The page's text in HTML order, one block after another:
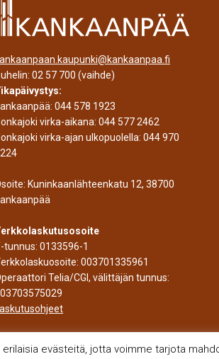
02 57 700 (vaihde)
044 578 1923
virka-aikana: 044 577 2462
virka-ajan ulkopuolella: 044 970
Kuninkaanlähteenkatu 12, 38700
tunnus: 0133596-1
003701335961
Telia/CGI, välittäjän tunnus:
erilaisia evästeitä, jotta voimme tarjota